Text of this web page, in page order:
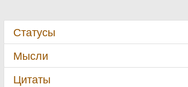
Статусы
Мысли
Цитаты